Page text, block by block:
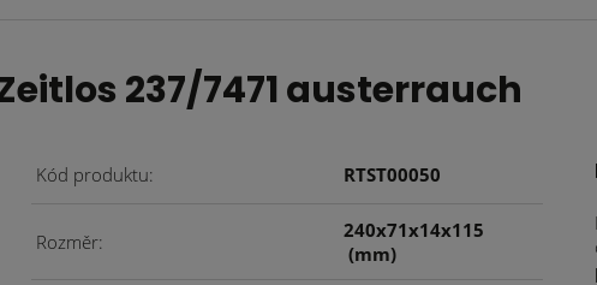
Zeitlos 237/7471 austerrauch
Kód produktu RTST00050
Rozměr
240x71x14x115
(mm)